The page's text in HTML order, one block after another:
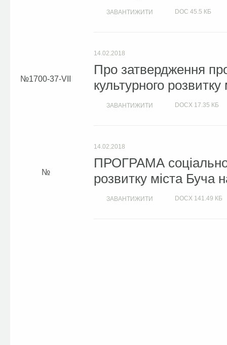
ЗАВАНТИЖИТИ DOC 45.5 КБ
1700-37-VII
14.02.2018
Про затвердження
культурного
ЗАВАНТИЖИТИ DOCX 17.35 КБ
14.02.2018
ПРОГРАМА соціально-
розвитку міста Буча
ЗАВАНТИЖИТИ DOCX 141.49 КБ